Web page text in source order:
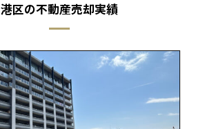
港区の不動産売却実績